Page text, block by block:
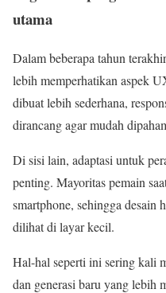
utama
Dalam beberapa tahun
lebih memperhatikan aspek
dibuat lebih sederhana,
dirancang agar mudah
Di sisi lain, adaptasi untuk
penting. Mayoritas pemain
smartphone, sehingga desain
dilihat di layar kecil.
Hal-hal seperti ini sering kali
dan generasi baru yang lebih